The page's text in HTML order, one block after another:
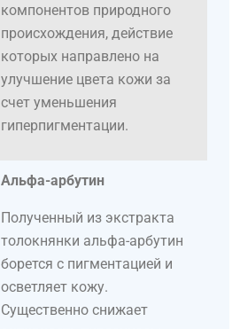
компонентов природного
происхождения, действие
которых направлено на
улучшение цвета кожи за
счет уменьшения
гиперпигментации.
Альфа-арбутин
Полученный из экстракта
толокнянки альфа-арбутин
борется с пигментацией и
осветляет кожу.
Существенно снижает